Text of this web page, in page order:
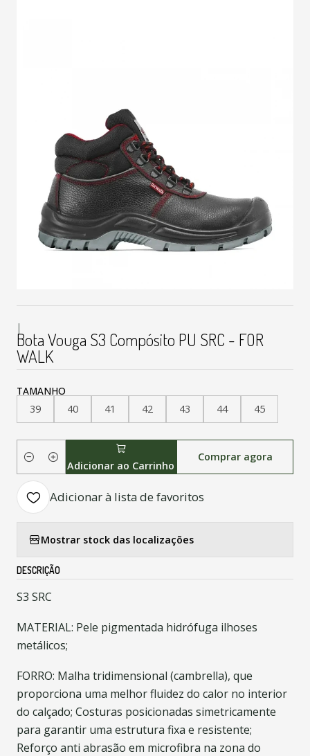
|
Bota Vouga S3 Compósito PU SRC - FOR
WALK
TAMANHO
39
40 41 42 43 44 45
QuantidadeAdicionar ao Carrinho
Comprar agora
Adicionar à lista de favoritos
Mostrar stock das localizações
DESCRIÇÃO
S3 SRC
MATERIAL: Pele pigmentada hidrófuga ilhoses
metálicos;
FORRO: Malha tridimensional (cambrella), que
proporciona uma melhor fluidez do calor no interior
do calçado; Costuras posicionadas simetricamente
para garantir uma estrutura fixa e resistente;
Reforço anti abrasão em microfibra na zona do